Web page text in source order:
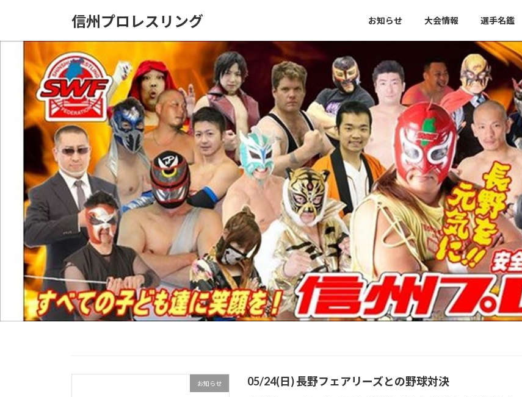
信州プロレスリング お知らせ 大会情報 選手名鑑
お知らせ 05/24(日) 長野フェアリーズとの野球対決